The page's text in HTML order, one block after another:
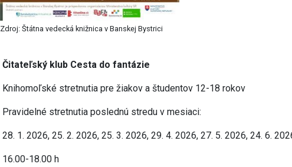
Zdroj: Štátna vedecká knižnica v Banskej Bystrici
Čitateľský klub Cesta do fantázie
Knihomoľské stretnutia pre žiakov a študentov 12-18 rokov
Pravidelné stretnutia poslednú stredu v mesiaci:
28. 1. 2026, 25. 2. 2026, 25. 3. 2026, 29. 4. 2026, 27. 5. 2026, 24. 6.
16.00-18.00 h